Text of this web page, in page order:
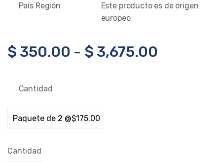
País Región
Este producto es de origen
europeo
$ 350.00 - $ 3,675.00
Cantidad
Cantidad